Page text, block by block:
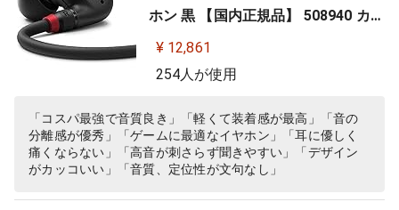
ホン 黒 【国内正規品】 508940 カナ
ル型 有線イヤホン
¥ 12,861
254人が使用
「コスパ最強で音質良き」「軽くて装着感が最高」「音の
分離感が優秀」「ゲームに最適なイヤホン」「耳に優しく
痛くならない」「高音が刺さらず聞きやすい」「デザイン
がカッコいい」「音質、定位性が文句なし」